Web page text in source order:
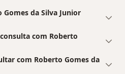
da Silva Junior
com Roberto
com Roberto Gomes da